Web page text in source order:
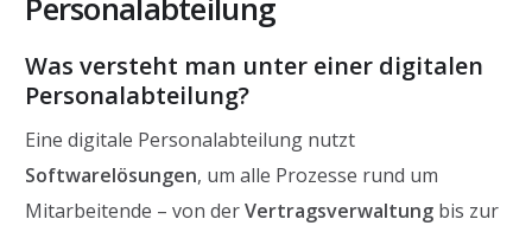
Was versteht man unter einer digitalen
Personalabteilung?
Eine digitale Personalabteilung nutzt
Softwarelösungen, um alle Prozesse rund um
Mitarbeitende – von derVertragsverwaltung bis zur